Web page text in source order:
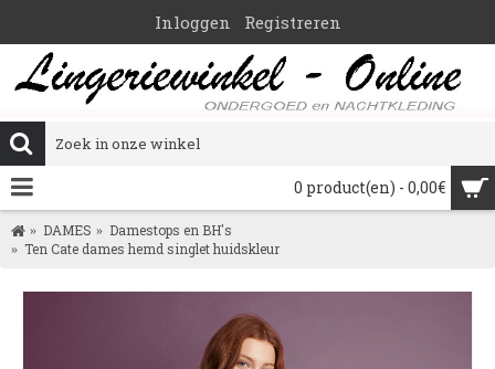
Inloggen Registreren
0 product(en) - 0,00€
DAMES
Damestops en BH's
Ten Cate dames hemd singlet huidskleur